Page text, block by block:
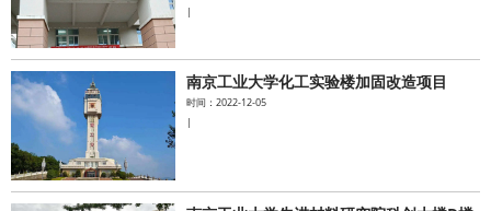
|
南京工业大学化工实验楼加固改造项目
时间：2022-12-05
|